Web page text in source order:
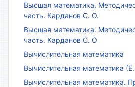
Высшая математика.
часть. Карданов С. О.
Высшая математика.
часть. Карданов С. О
Вычислительная математика
Вычислительная математика
Вычислительная математика.